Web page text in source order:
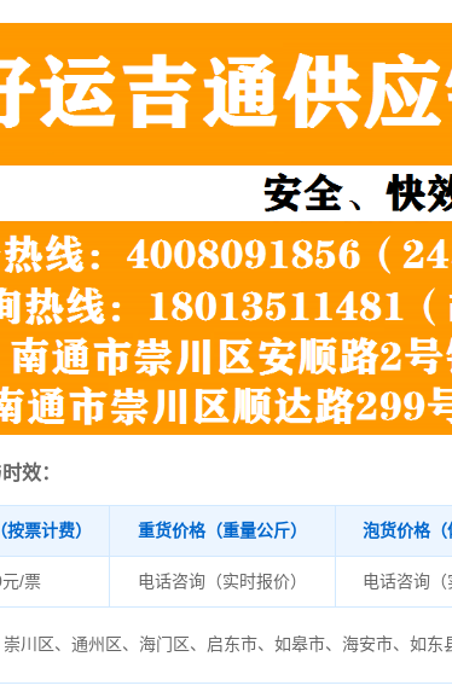
效：
票计费） 重货价格（重量公斤） 泡货价格（
/票 电话咨询（实时报价） 电话咨询（
崇川区、通州区、海门区、启东市、如皋市、海安市、如东